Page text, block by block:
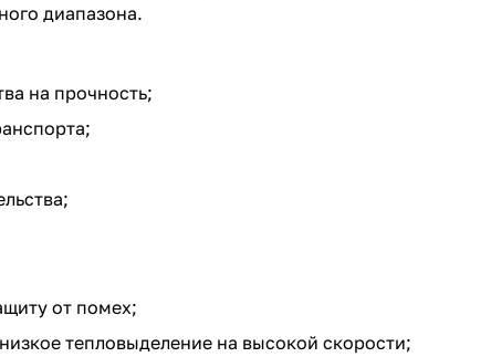
диапазона.
на прочность;
от помех;
тепловыделение на высокой скорости;